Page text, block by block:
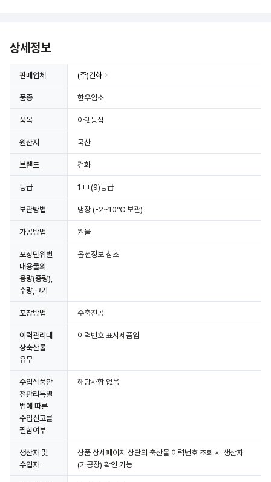
상세정보
판매업체 (주)건화
품종 한우암소
품목 아랫등심
원산지 국산
브랜드 건화
등급 1++(9)등급
보관방법 냉장 (-2~10℃ 보관)
가공방법 원물
포장단위별
내용물의
용량(중량),
수량,크기
옵션정보 참조
포장방법 수축진공
이력관리대
상축산물
유무
이력번호 표시제품임
수입식품안
전관리특별
법에 따른
수입신고를
필함여부
해당사항 없음
생산자 및
수입자
상품 상세페이지 상단의 축산물 이력번호 조회 시 생산자
(가공장) 확인 가능